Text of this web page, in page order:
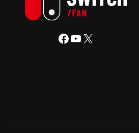
Facebook YouTube X